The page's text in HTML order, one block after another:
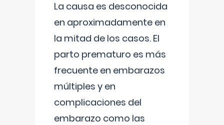
La causa es desconocida
en aproximadamente en
la mitad de los casos. El
parto prematuro es más
frecuente en embarazos
múltiples y en
complicaciones del
embarazo como las